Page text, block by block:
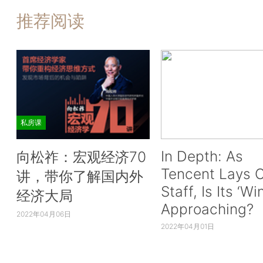
推荐阅读
私房课
向松祚：宏观经济70
讲，带你了解国内外
经济大局
2022年04月06日
In Depth: As
Tencent Lays
Staff, Is Its
Approaching?
2022年04月01日